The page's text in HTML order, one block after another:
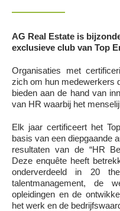
AG Real Estate is
exclusieve club van Top
Organisaties met
zich om hun medewerkers
bieden aan de hand van
van HR waarbij het
Elk jaar certificeert het
basis van een diepgaande
resultaten van de “HR
Deze enquête heeft
onderverdeeld in 20
talentmanagement, de
opleidingen en de
het werk en de